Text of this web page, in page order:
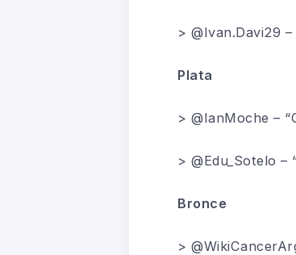
> @Ivan.Davi29
Plata
> @IanMoche –
> @Edu_Sotelo
Bronce
>